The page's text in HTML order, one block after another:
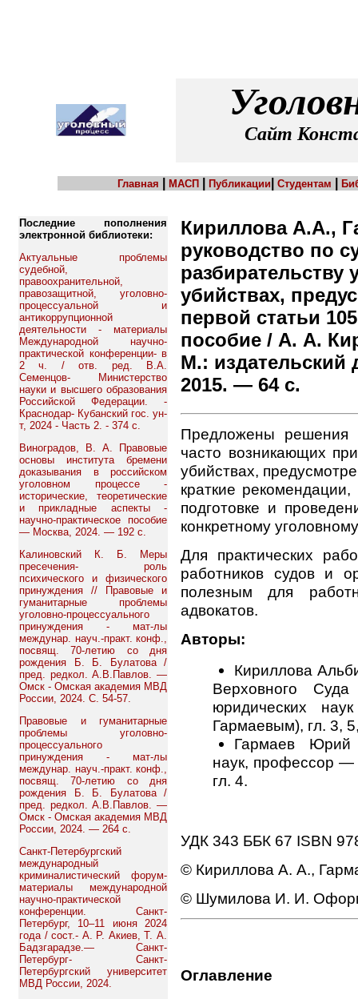
Сайт
Главная МАСП Публикации Студентам
Последние пополнения
электронной библиотеки:
Актуальные проблемы
судебной,
правоохранительной,
правозащитной, уголовно-
процессуальной и
антикоррупционной
деятельности - материалы
Международной научно-
практической конференции- в
2 ч. / отв. ред. В.А.
Семенцов- Министерство
науки и высшего образования
Российской Федерации. -
Краснодар- Кубанский гос. ун-
т, 2024 - Часть 2. - 374 с.
Виноградов, В. А. Правовые
основы института бремени
доказывания в российском
уголовном процессе -
исторические, теоретические
и прикладные аспекты -
научно-практическое пособие
— Москва, 2024. — 192 с.
Калиновский К. Б. Меры
пресечения- роль
психического и физического
принуждения // Правовые и
гуманитарные проблемы
уголовно-процессуального
принуждения - мат-лы
междунар. науч.-практ. конф.,
посвящ. 70-летию со дня
рождения Б. Б. Булатова /
пред. редкол. А.В.Павлов. —
Омск - Омская академия МВД
России, 2024. С. 54-57.
Правовые и гуманитарные
проблемы уголовно-
процессуального
принуждения - мат-лы
междунар. науч.-практ. конф.,
посвящ. 70-летию со дня
рождения Б. Б. Булатова /
пред. редкол. А.В.Павлов. —
Омск - Омская академия МВД
России, 2024. — 264 с.
Санкт-Петербургский
международный
криминалистический форум-
материалы международной
научно-практической
конференции. Санкт-
Петербург, 10–11 июня 2024
года / сост.- А. Р. Акиев, Т. А.
Бадзгарадзе.— Санкт-
Петербург- Санкт-
Петербургский университет
МВД России, 2024.
Кириллова А.А.,
руководство по
разбирательству
убийствах,
первой статьи
пособие / А. А.
М.:
2015. — 64 с.
Предложены решения
часто возникающих
убийствах,
краткие
подготовке и
конкретному
Для практических
работников судов и
полезным для
адвокатов.
Авторы:
Кириллова
Верховного Суда
юридических
Гармаевым), гл. 3,
Гармаев Юрий
наук, профессор —
гл. 4.
УДК 343 ББК 67 ISBN
© Кириллова А. А.,
© Шумилова И. И.
Оглавление